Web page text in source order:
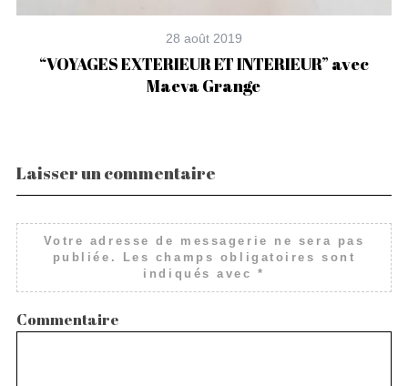
28 août 2019
“VOYAGES EXTERIEUR ET INTERIEUR” avec
Maeva Grange
Laisser un commentaire
Votre adresse de messagerie ne sera pas
publiée.
Les champs obligatoires sont
indiqués avec*
Commentaire